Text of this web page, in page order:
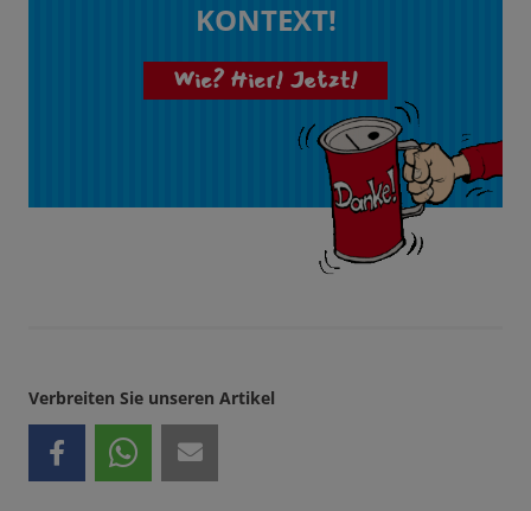
KONTEXT!
Wie? Hier! Jetzt!
Verbreiten Sie unseren Artikel